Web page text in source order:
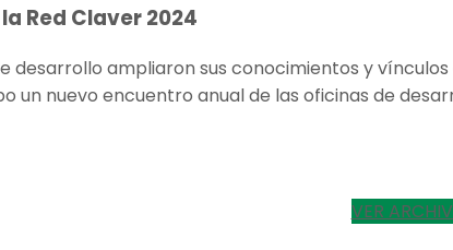
Red Claver 2024
desarrollo ampliaron sus conocimientos y
un nuevo encuentro anual de las oficinas de
VER